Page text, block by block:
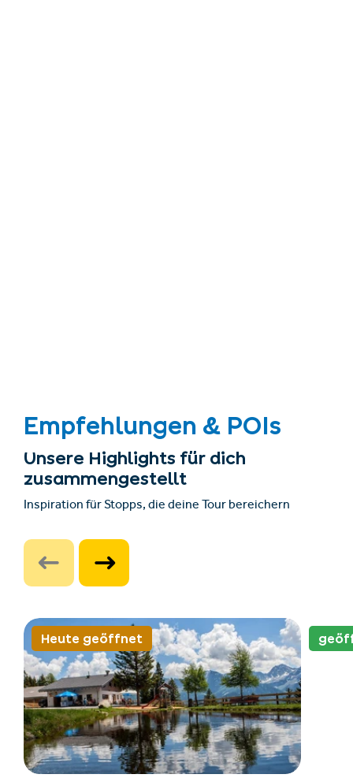
Empfehlungen & POIs
Unsere Highlights für dich
zusammengestellt
Inspiration für Stopps, die deine Tour bereichern
Heute geöffnet